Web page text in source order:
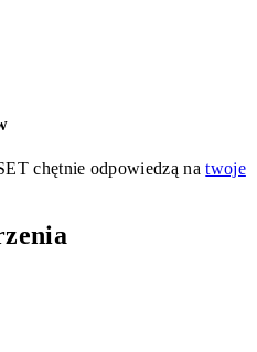
chętnie odpowiedzą natwoje